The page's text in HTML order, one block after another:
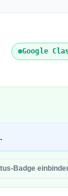
Google
Badge